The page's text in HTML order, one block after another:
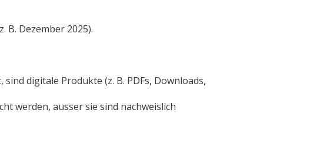
B. Dezember 2025).
digitale Produkte (z. B. PDFs, Downloads,
werden, ausser sie sind nachweislich